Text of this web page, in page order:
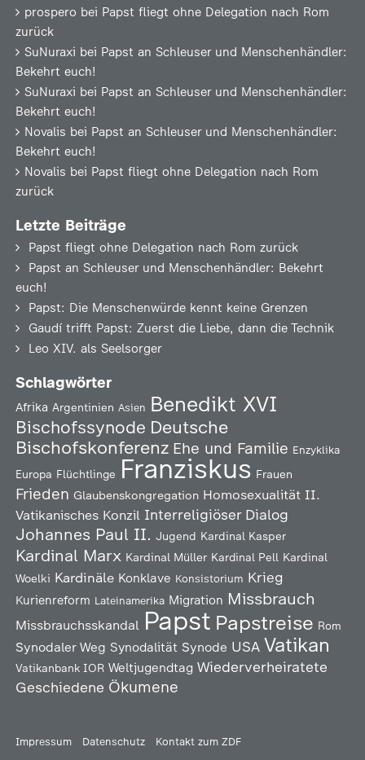
prospero bei Papst fliegt ohne Delegation nach Rom
zurück
SuNuraxi bei Papst an Schleuser und Menschenhändler:
Bekehrt euch!
SuNuraxi bei Papst an Schleuser und Menschenhändler:
Bekehrt euch!
Novalis bei Papst an Schleuser und Menschenhändler:
Bekehrt euch!
Novalis bei Papst fliegt ohne Delegation nach Rom
zurück
Letzte Beiträge
Papst fliegt ohne Delegation nach Rom zurück
Papst an Schleuser und Menschenhändler: Bekehrt
euch!
Papst: Die Menschenwürde kennt keine Grenzen
Gaudí trifft Papst: Zuerst die Liebe, dann die Technik
Leo XIV. als Seelsorger
Schlagwörter
Afrika Argentinien Asien Benedikt XVI
Bischofssynode Deutsche
Bischofskonferenz Ehe und Familie Enzyklika
Europa Flüchtlinge Franziskus Frauen
Frieden Glaubenskongregation Homosexualität II.
Vatikanisches Konzil Interreligiöser Dialog
Johannes Paul II. Jugend Kardinal Kasper
Kardinal Marx Kardinal Müller Kardinal Pell Kardinal
Woelki Kardinäle Konklave Konsistorium Krieg
Kurienreform Lateinamerika Migration Missbrauch
Missbrauchsskandal Papst Papstreise Rom
Synodaler Weg Synodalität Synode USA Vatikan
Vatikanbank IOR Weltjugendtag Wiederverheiratete
Geschiedene Ökumene
Impressum Datenschutz
Kontakt zum ZDF